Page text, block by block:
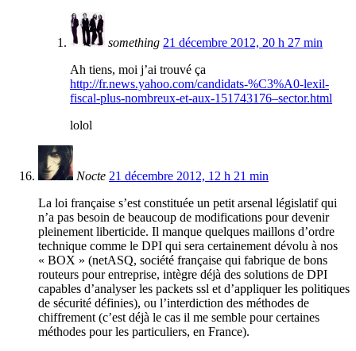
something 21 décembre 2012, 20 h 27 min
Ah tiens, moi j’ai trouvé ça
http://fr.news.yahoo.com/candidats-%C3%A0-lexil-
fiscal-plus-nombreux-et-aux-151743176–sector.html
lolol
Nocte 21 décembre 2012, 12 h 21 min
La loi française s’est constituée un petit arsenal législatif qui
n’a pas besoin de beaucoup de modifications pour devenir
pleinement liberticide. Il manque quelques maillons d’ordre
technique comme le DPI qui sera certainement dévolu à nos
« BOX » (netASQ, société française qui fabrique de bons
routeurs pour entreprise, intègre déjà des solutions de DPI
capables d’analyser les packets ssl et d’appliquer les politiques
de sécurité définies), ou l’interdiction des méthodes de
chiffrement (c’est déjà le cas il me semble pour certaines
méthodes pour les particuliers, en France).